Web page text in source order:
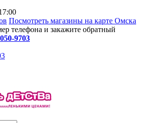
Посмотреть магазины на карте Омска
телефона и закажите обратный
9703